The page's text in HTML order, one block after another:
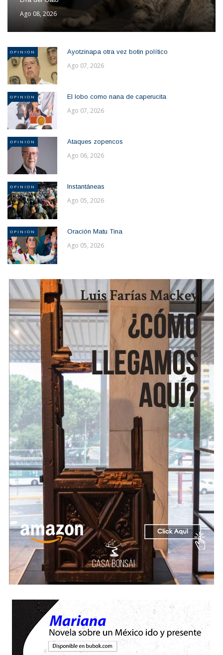
Ago 08, 2026
OPINION Ayotzinapa otra vez botin político
Ago 07, 2026
OPINION El lobo como nana de caperucita
Ago 07, 2026
OPINION Ataques zopencos
Ago 06, 2026
OPINION Instantáneas
Ago 05, 2026
OPINION Oración Matu Tina
Ago 05, 2026